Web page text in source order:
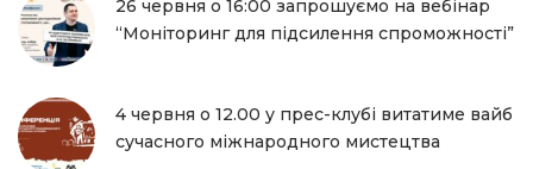
26 червня о 16:00 запрошуємо на вебінар
“Моніторинг для підсилення спроможності”
4 червня о 12.00 у прес-клубі витатиме вайб
сучасного міжнародного мистецтва